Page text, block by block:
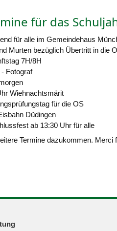
für das
für alle im Gemeindehaus
Murten bezüglich Übertritt in die
7H/8H
Fotograf
Wiehnachtsmärit
für die OS
Düdingen
ab 13:30 Uhr für alle
Termine dazukommen. Merci